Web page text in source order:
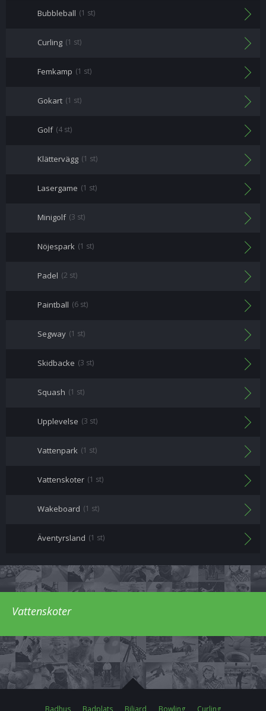
Bubbleball (1 st)
Curling (1 st)
Femkamp (1 st)
Gokart (1 st)
Golf (4 st)
Klättervägg (1 st)
Lasergame (1 st)
Minigolf (3 st)
Nöjespark (1 st)
Padel (2 st)
Paintball (6 st)
Segway (1 st)
Skidbacke (3 st)
Squash (1 st)
Upplevelse (3 st)
Vattenpark (1 st)
Vattenskoter (1 st)
Wakeboard (1 st)
Äventyrsland (1 st)
Vattenskoter
Badhus Badplats Biljard Bowling Curling